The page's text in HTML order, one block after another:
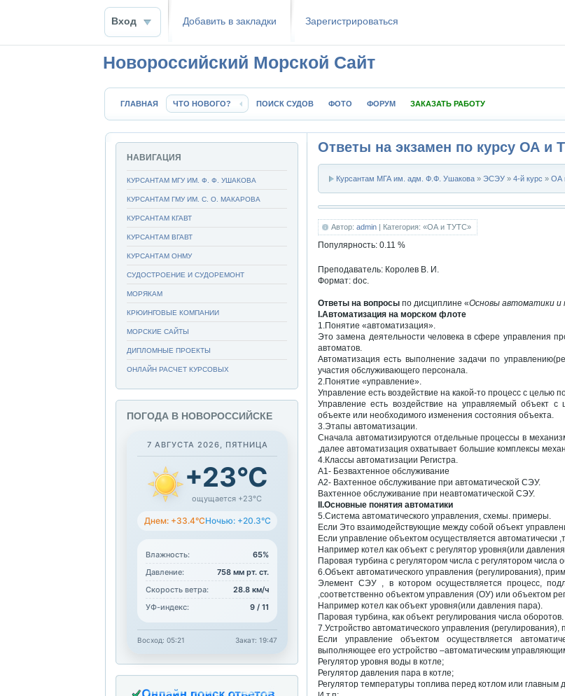
Вход Добавить в закладки Зaрeгиcтpиpoваться
Новороссийский Морской Сайт
ГЛАВНАЯ ЧТО НОВОГО? ПОИСК СУДОВ ФОТО ФОРУМ ЗАКАЗАТЬ РАБОТУ
Ответы на экзамен по курсу ОА и
Курсантам МГА им. адм. Ф.Ф. Ушакова » ЭСЭУ » 4-й курс » ОА
Автор: admin | Категория: «ОА и ТУТС»
Популярность: 0.11 %
Преподаватель: Королев В. И.
Формат: doc.
Ответы на вопросы по дисциплине «Основы автоматики и
I.Автоматизация на морском флоте
1.Понятие «автоматизация».
Это замена деятельности человека в сфере управления
автоматов.
Автоматизация есть выполнение задачи по
участия обслуживающего персонала.
2.Понятие «управление».
Управление есть воздействие на какой-то процесс с целью
Управление есть воздействие на управляемый объект
объекте или необходимого изменения состояния объекта.
3.Этапы автоматизации.
Сначала автоматизируются отдельные процессы в
,далее автоматизация охватывает большие комплексы
4.Классы автоматизации Регистра.
А1- Безвахтенное обслуживание
А2- Вахтенное обслуживание при автоматической СЭУ.
Вахтенное обслуживание при неавтоматической СЭУ.
II.Основные понятия автоматики
5.Система автоматического управления, схемы. примеры.
Если Это взаимодействующие между собой объект
Если управление объектом осуществляется автоматически
Например котел как объект с регулятор уровня(или
Паровая турбина с регулятором числа с регулятором числа
6.Объект автоматического управления (регулирования),
Элемент СЭУ , в котором осуществляется процесс,
,соответственно объектом управления (ОУ) или объектом
Например котел как объект уровня(или давления пара).
Паровая турбина, как объект регулирования числа оборотов.
7.Устройство автоматического управления (регулирования),
Если управление объектом осуществляется
выполняющее его устройство –автоматическим
Регулятор уровня воды в котле;
Регулятор давления пара в котле;
Регулятор температуры топлива перед котлом или главным
НАВИГАЦИЯ
КУРСАНТАМ МГУ ИМ. Ф. Ф. УШАКОВА
КУРСАНТАМ ГМУ ИМ. С. О. МАКАРОВА
КУРСАНТАМ КГАВТ
КУРСАНТАМ ВГАВТ
КУРСАНТАМ ОНМУ
СУДОСТРОЕНИЕ И СУДОРЕМОНТ
МОРЯКАМ
КРЮИНГОВЫЕ КОМПАНИИ
МОРСКИЕ САЙТЫ
ДИПЛОМНЫЕ ПРОЕКТЫ
ОНЛАЙН РАСЧЕТ КУРСОВЫХ
ПОГОДА В НОВОРОССИЙСКЕ
7 АВГУСТА 2026, ПЯТНИЦА
+23°C
ощущается +23°C
Днем: +33.4°CНочью: +20.3°C
Влажность:
65%
Давление:
758 мм рт. ст.
Скорость ветра:
28.8 км/ч
УФ-индекс:
9 / 11
Восход: 05:21 Закат: 19:47